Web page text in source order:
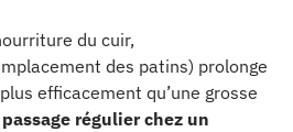
du cuir,
des patins) prolonge
efficacement qu’une grosse
passage régulier chez un